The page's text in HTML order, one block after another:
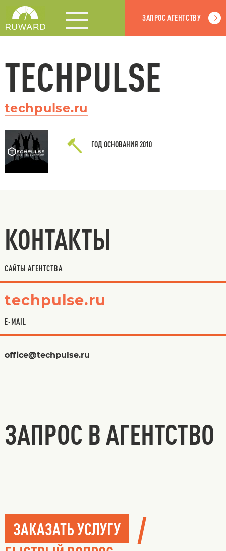
ЗАПРОС АГЕНТСТВУ
TECHPULSE
techpulse.ru
ГОД ОСНОВАНИЯ 2010
КОНТАКТЫ
САЙТЫ АГЕНТСТВА
techpulse.ru
E-MAIL
office@techpulse.ru
ЗАПРОС В АГЕНТСТВО
ЗАКАЗАТЬ УСЛУГУ /